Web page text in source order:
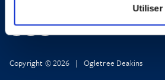
Utiliser
Copyright © 2026 | Ogletree Deakins